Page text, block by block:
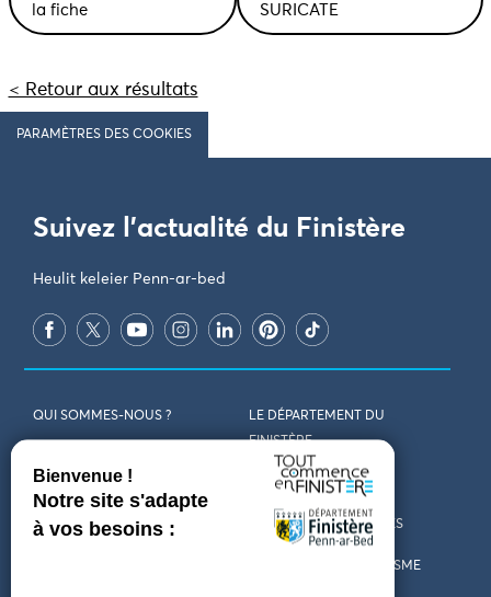
la fiche
SURICATE
< Retour aux résultats
PARAMÈTRES DES COOKIES
Suivez l'actualité du Finistère
Heulit keleier Penn-ar-bed
QUI SOMMES-NOUS ?
LE DÉPARTEMENT DU
FINISTÈRE
REJOIGNEZ-NOUS VENIR EN FINISTÈRE
CONTACT CARTES ET BROCHURES
LES OFFICES DE TOURISME